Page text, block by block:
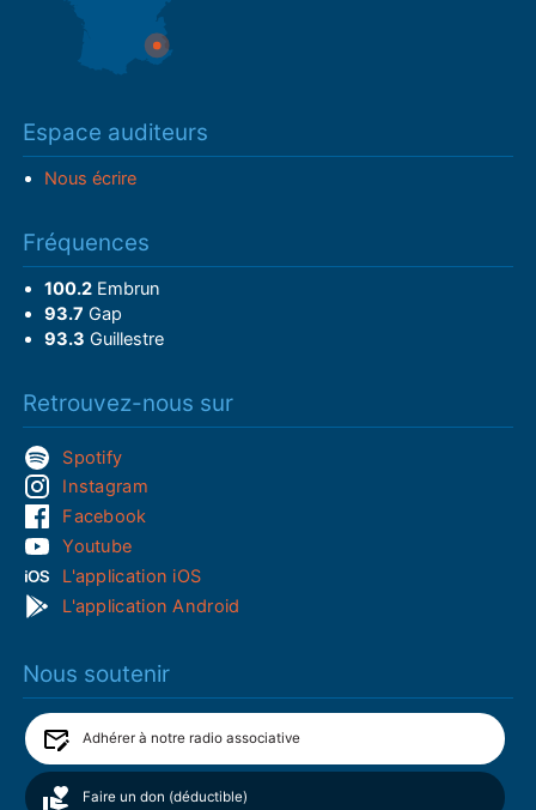
Espace auditeurs
Nous écrire
Fréquences
100.2Embrun
93.7 Gap
93.3 Guillestre
Retrouvez-nous sur
Spotify
Instagram
Facebook
Youtube
L'application iOS
L'application Android
Nous soutenir
Adhérer à notre radio associative
Faire un don (déductible)